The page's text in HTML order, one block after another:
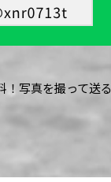
写真を撮って送